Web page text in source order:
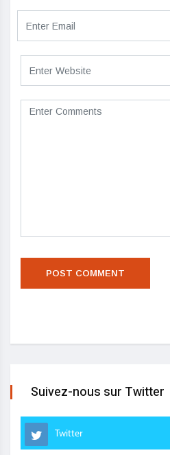
Suivez-nous sur Twitter
Twitter